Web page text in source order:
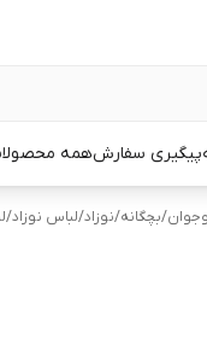
پیگیری سفارشهمه
/بچگانه/نوزاد/لباس نوزاد/